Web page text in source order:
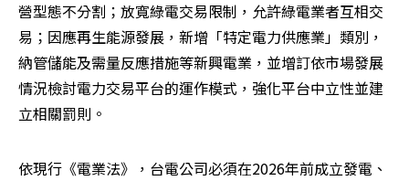
營型態不分割；放寬綠電交易限制，允許綠電業者互相交
易；因應再生能源發展，新增「特定電力供應業」類別，
納管儲能及需量反應措施等新興電業，並增訂依市場發展
情況檢討電力交易平台的運作模式，強化平台中立性並建
立相關罰則。
依現行《電業法》，台電公司必須在2026年前成立發電、